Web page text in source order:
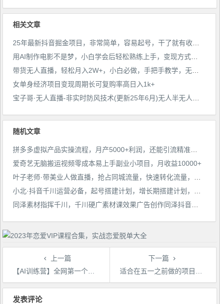
作(附学习资料)
相关文章
女单身经济项目变现周期长可复购率高日入1k+
随机文章
爱奇艺无脑搬运视频零成本易上手副业小项目，月收益10000+
上一篇
【AI训练营】全网第一个系统的stable diffusion基础课，新手入门必看
下一篇
适合在五一之前做的项目，无脑搬运，日入200+【揭秘】
文
发表评论